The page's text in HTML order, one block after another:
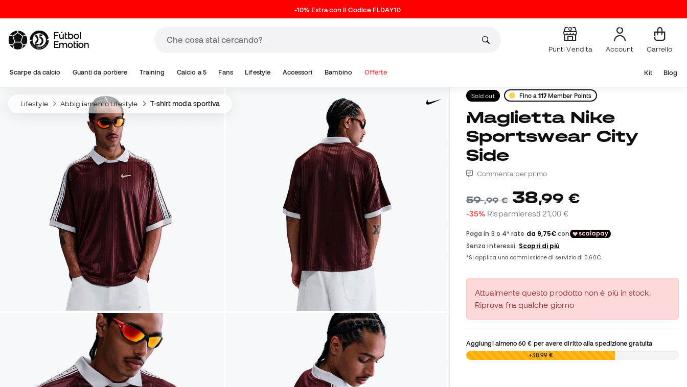
-10% Extra con il Codice FLDAY10
Punti Vendita Account Carrello
Scarpe da calcio Guanti da portiere Training Calcio a 5 Fans Lifestyle Accessori Bambino Offerte Kit Blog
Lifestyle Abbigliamento Lifestyle T-shirt moda sportiva
Sold out Fino a117 Member Points
Maglietta Nike
Sportswear City
Side
Commenta per primo
59,99 € 38,99 €
-35% Risparmieresti 21,00 €
Attualmente questo prodotto non è più in stock.
Riprova fra qualche giorno
Aggiungi almeno60 € per avere diritto alla spedizione gratuita
0,00 € +38,99 €